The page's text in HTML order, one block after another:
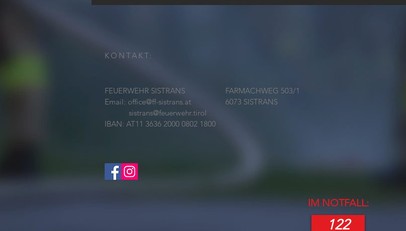
KONTAKT:
FEUERWEHR SISTRANS
Email: office@ff-sistrans.at
sistrans@feuerwehr.tirol
IBAN: AT11 3636 2000 0802 1800
FARMACHWEG 503/1
6073 SISTRANS
IM NOTFALL:
122